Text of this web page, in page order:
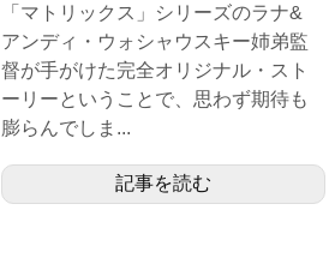
「マトリックス」シリーズのラナ&
アンディ・ウォシャウスキー姉弟監
督が手がけた完全オリジナル・スト
ーリーということで、思わず期待も
膨らんでしま...
記事を読む